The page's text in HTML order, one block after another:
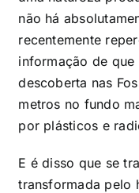
não há
recentemente
informação de que
descoberta nas
metros no fundo
por plásticos e
E é disso que se
transformada pelo